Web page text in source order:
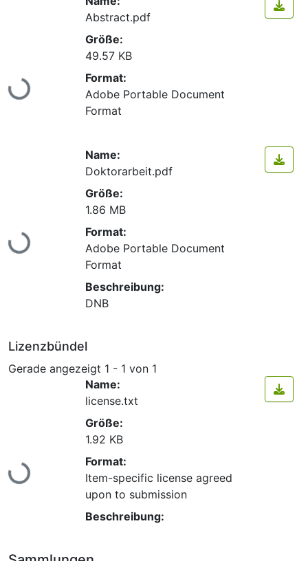
Lade...
Abstract.pdf
Größe:
49.57 KB
Format:
Adobe Portable Document
Format
Lade...
Name:
Doktorarbeit.pdf
Größe:
1.86 MB
Format:
Adobe Portable Document
Format
Beschreibung:
DNB
Lizenzbündel
Gerade angezeigt 1 - 1 von 1
Lade...
Name:
license.txt
Größe:
1.92 KB
Format:
Item-specific license agreed
upon to submission
Beschreibung: